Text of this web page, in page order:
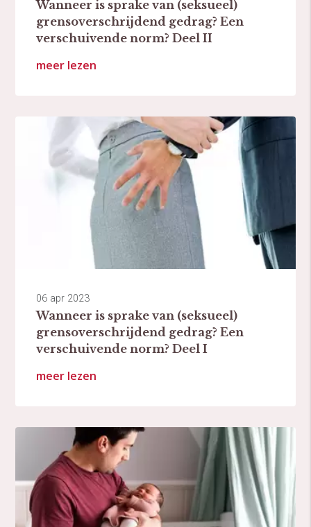
Wanneer is sprake van (seksueel)
grensoverschrijdend gedrag? Een
verschuivende norm? Deel II
meer lezen
06 apr 2023
Wanneer is sprake van (seksueel)
grensoverschrijdend gedrag? Een
verschuivende norm? Deel I
meer lezen